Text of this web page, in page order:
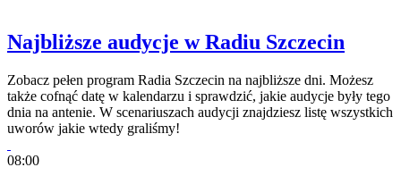
Najbliższe audycje w Radiu Szczecin
Zobacz pełen program Radia Szczecin na najbliższe dni. Możesz
także cofnąć datę w kalendarzu i sprawdzić, jakie audycje były tego
dnia na antenie. W scenariuszach audycji znajdziesz listę wszystkich
uworów jakie wtedy graliśmy!
08:00